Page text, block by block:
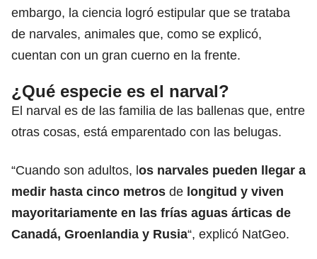
embargo, la ciencia logró estipular que se trataba
de narvales, animales que, como se explicó,
cuentan con un gran cuerno en la frente.
¿Qué especie es el narval?
El narval es de las familia de las ballenas que, entre
otras cosas, está emparentado con las belugas.
“Cuando son adultos, los narvales pueden llegar a
medir hasta cinco metros de longitud y viven
mayoritariamente en las frías aguas árticas de
Canadá, Groenlandia y Rusia“, explicó NatGeo.